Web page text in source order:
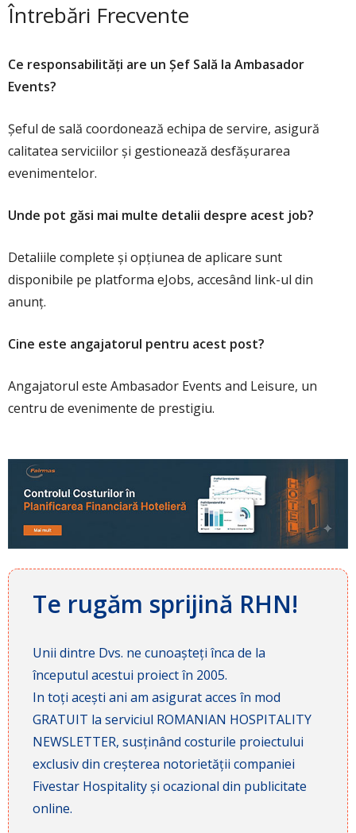
Întrebări Frecvente
Ce responsabilități are un Șef Sală la Ambasador
Events?
Șeful de sală coordonează echipa de servire, asigură
calitatea serviciilor și gestionează desfășurarea
evenimentelor.
Unde pot găsi mai multe detalii despre acest job?
Detaliile complete și opțiunea de aplicare sunt
disponibile pe platforma eJobs, accesând link-ul din
anunț.
Cine este angajatorul pentru acest post?
Angajatorul este Ambasador Events and Leisure, un
centru de evenimente de prestigiu.
Te rugăm sprijină RHN!
Unii dintre Dvs. ne cunoașteți înca de la
începutul acestui proiect în 2005.
In toți acești ani am asigurat acces în mod
GRATUIT la serviciul ROMANIAN HOSPITALITY
NEWSLETTER, susținând costurile proiectului
exclusiv din creșterea notorietății companiei
Fivestar Hospitality și ocazional din publicitate
online.